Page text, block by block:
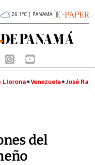
26.1°C | PANAMÁ
Llorona Venezuela José
del